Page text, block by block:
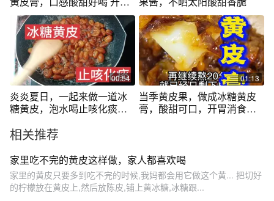
消食 润喉 大人小孩都能喝#
清热润肺 #口感特别好
00:54
炎炎夏日，一起来做一道冰
糖黄皮，泡水喝止咳化痰，
01:13
当季黄皮果，做成冰糖黄皮
膏，酸甜可口，开胃消食，
相关推荐
家里吃不完的黄皮这样做，家人都喜欢喝
家里的黄皮只要多到吃不完的时候,我妈都会用它做这个黄... 把切好
的柠檬放在黄皮上,然后放陈皮,铺上黄冰糖,冰糖跟...